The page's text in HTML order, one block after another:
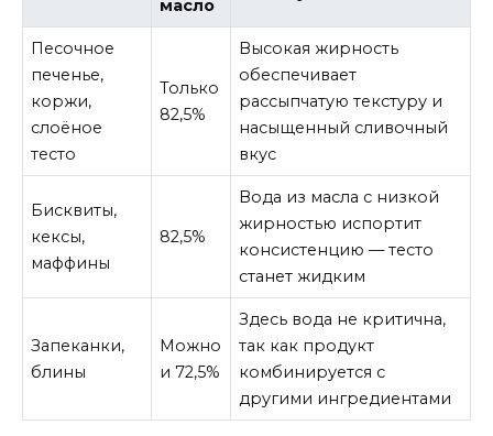
масло
Песочное
печенье,
коржи,
слоёное
тесто
Только
82,5%
Высокая жирность
обеспечивает
рассыпчатую текстуру и
насыщенный сливочный
вкус
Бисквиты,
кексы,
маффины
82,5%
Вода из масла с низкой
жирностью испортит
консистенцию — тесто
станет жидким
Запеканки,
блины
Можно
и 72,5%
Здесь вода не критична,
так как продукт
комбинируется с
другими ингредиентами